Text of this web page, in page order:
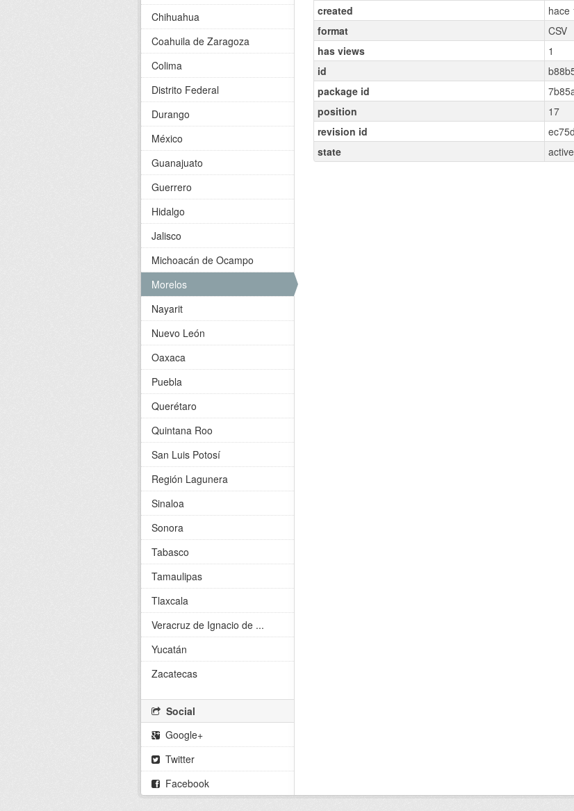
created
hace
format
CSV
has views
1
id
package id
position
17
revision id
state
active
Chihuahua
Coahuila de Zaragoza
Colima
Distrito Federal
Durango
México
Guanajuato
Guerrero
Hidalgo
Jalisco
Michoacán de Ocampo
Morelos
Nayarit
Nuevo León
Oaxaca
Puebla
Querétaro
Quintana Roo
San Luis Potosí
Región Lagunera
Sinaloa
Sonora
Tabasco
Tamaulipas
Tlaxcala
Veracruz de Ignacio de ...
Yucatán
Zacatecas
Social
Google+
Twitter
Facebook